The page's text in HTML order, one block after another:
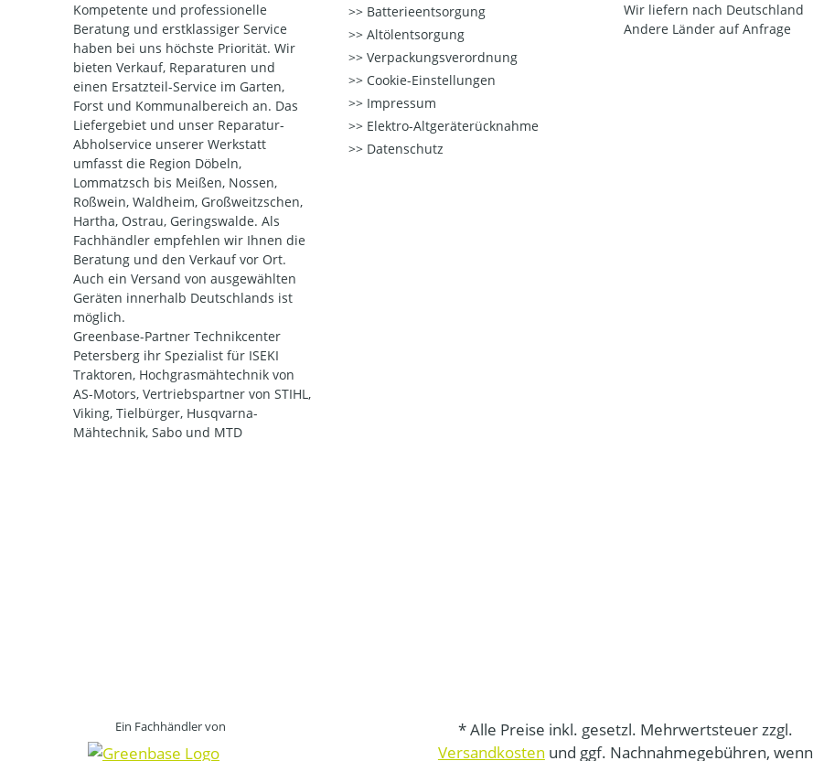
Kompetente und professionelle
Beratung und erstklassiger Service
haben bei uns höchste Priorität. Wir
bieten Verkauf, Reparaturen und
einen Ersatzteil-Service im Garten,
Forst und Kommunalbereich an. Das
Liefergebiet und unser Reparatur-
Abholservice unserer Werkstatt
umfasst die Region Döbeln,
Lommatzsch bis Meißen, Nossen,
Roßwein, Waldheim, Großweitzschen,
Hartha, Ostrau, Geringswalde. Als
Fachhändler empfehlen wir Ihnen die
Beratung und den Verkauf vor Ort.
Auch ein Versand von ausgewählten
Geräten innerhalb Deutschlands ist
möglich.
Greenbase-Partner Technikcenter
Petersberg ihr Spezialist für ISEKI
Traktoren, Hochgrasmähtechnik von
AS-Motors, Vertriebspartner von STIHL,
Viking, Tielbürger, Husqvarna-
Mähtechnik, Sabo und MTD
Batterieentsorgung
Altölentsorgung
Verpackungsverordnung
Cookie-Einstellungen
Impressum
Elektro-Altgeräterücknahme
Datenschutz
Wir liefern nach Deutschland
Andere Länder auf Anfrage
Ein Fachhändler von
* Alle Preise inkl. gesetzl. Mehrwertsteuer zzgl.
Versandkosten und ggf. Nachnahmegebühren, wenn